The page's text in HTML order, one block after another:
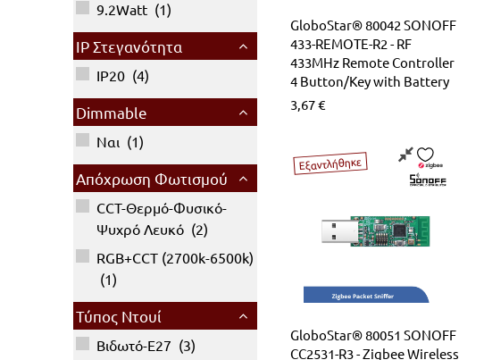
9.2Watt (1)
IP Στεγανότητα
IP20 (4)
Dimmable
Ναι (1)
Απόχρωση Φωτισμού
CCT-Θερμό-Φυσικό-
Ψυχρό Λευκό (2)
RGB+CCT (2700k-6500k)
(1)
Τύπος Ντουί
Βιδωτό-Ε27 (3)
GloboStar® 80042 SONOFF
433-REMOTE-R2 - RF
433MHz Remote Controller
4 Button/Key with Battery
3,67€
Εξαντλήθηκε
GloboStar® 80051 SONOFF
CC2531-R3 - Zigbee Wireless
LED Λάμπες G4
Επιδαπέδια Alien Design
Φωτιστικά Μπάνιου-Πινάκων
Φωτιστικά Ντουλαπιών-Ντουλάπας
Φωτάκια Νυκτός
Φωτιστικά Οδικού Δικτύου
Ραγοϋλικό Ταινιών LED
Καλύματα για προφίλ Αλουμινίου